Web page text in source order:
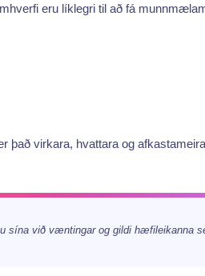
eru líklegri til að fá
það virkara, hvattara og
sína við væntingar og gildi hæfileikanna